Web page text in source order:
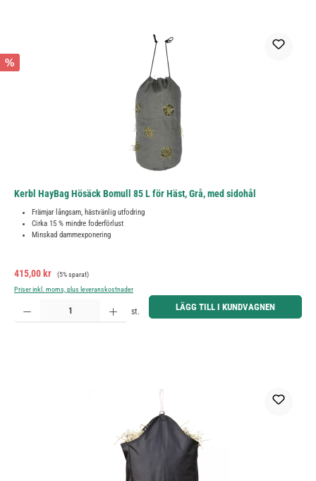
%
Kerbl HayBag Hösäck Bomull 85 L för Häst, Grå, med sidohål
Främjar långsam, hästvänlig utfodring
Cirka 15 % mindre foderförlust
Minskad dammexponering
Försäljningspris:
415,00 kr Ordinarie pris:
(5% sparat)
Priser inkl. moms, plus leveranskostnader
Produktkvantitet: Ange önskat belopp eller använd knapparna för att öka eller minska kvantiteten.
st. LÄGG TILL I KUNDVAGNEN